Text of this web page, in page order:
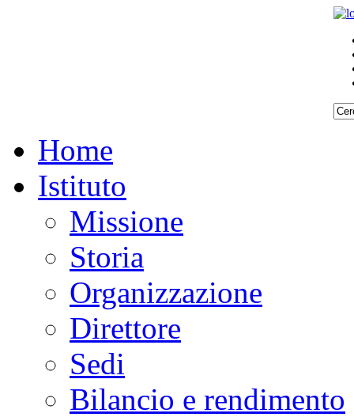
Home
Istituto
Missione
Storia
Organizzazione
Direttore
Sedi
Bilancio e rendimento